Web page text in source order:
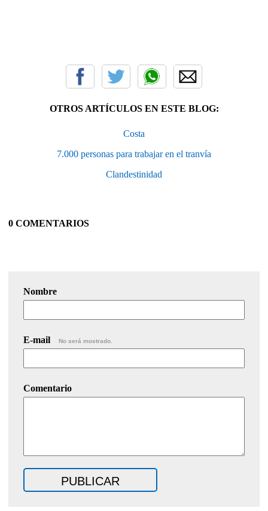
OTROS ARTÍCULOS EN ESTE BLOG:
Costa
7.000 personas para trabajar en el tranvía
Clandestinidad
0 COMENTARIOS
Nombre
E-mail No será mostrado.
Comentario